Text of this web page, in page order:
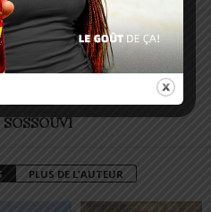
PLUS DE L'AUTEUR